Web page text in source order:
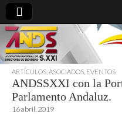
ARTÍCULOS ASOCIADOS EVENTOS
ANDSSXXI con la
Parlamento Andaluz.
16 abril, 2019